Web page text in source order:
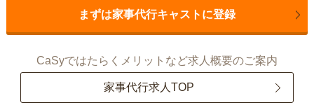
まずは家事代行キャストに登録
CaSyではたらくメリットなど求人概要のご案内
家事代行求人TOP